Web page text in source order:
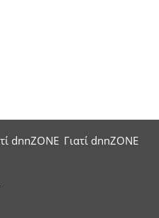
Γιατί dnnZONE